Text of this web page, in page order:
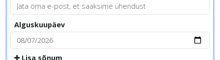
Alguskuupäev
Lisa sõnum